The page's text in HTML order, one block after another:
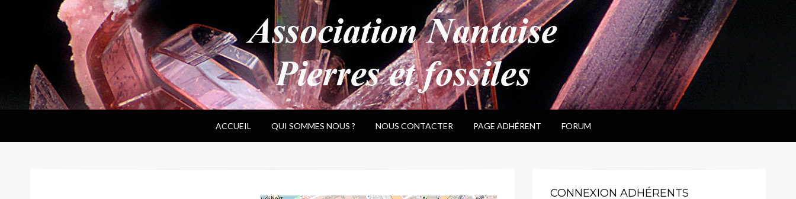
ANPF
Association Nantaise Pierres et Fossiles
ACCUEIL QUI SOMMES NOUS ? NOUS CONTACTER PAGE ADHÉRENT FORUM
CONNEXION ADHÉRENTS